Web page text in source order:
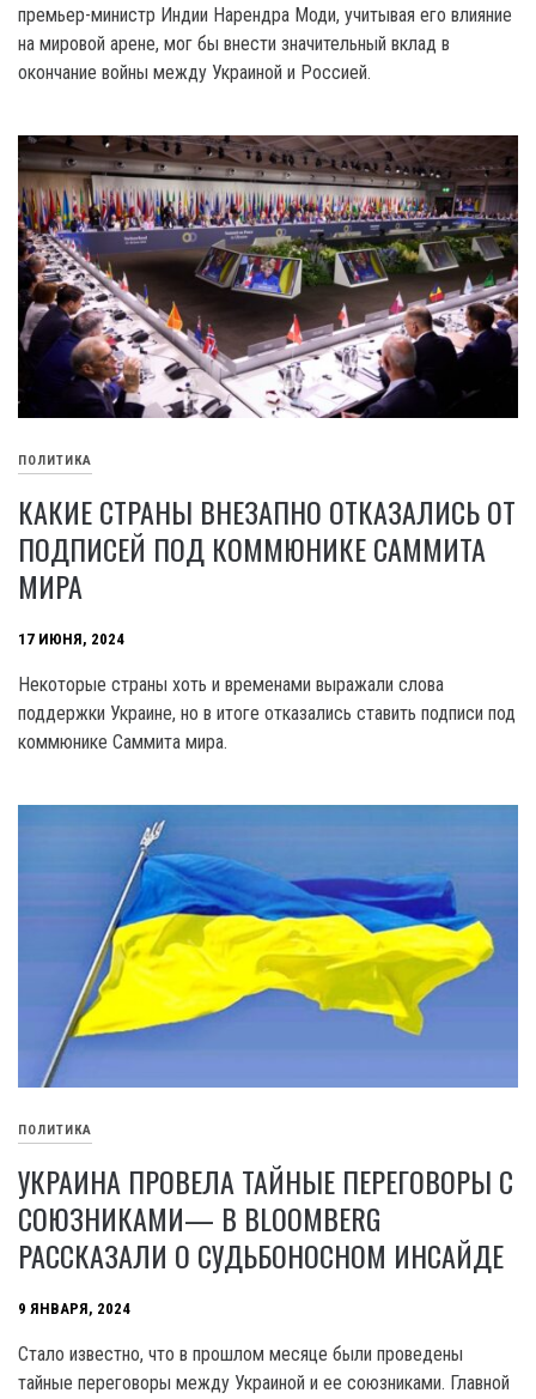
премьер-министр Индии Нарендра Моди, учитывая его влияние
на мировой арене, мог бы внести значительный вклад в
окончание войны между Украиной и Россией.
ПОЛИТИКА
КАКИЕ СТРАНЫ ВНЕЗАПНО ОТКАЗАЛИСЬ ОТ
ПОДПИСЕЙ ПОД КОММЮНИКЕ САММИТА
МИРА
17 ИЮНЯ, 2024
Некоторые страны хоть и временами выражали слова
поддержки Украине, но в итоге отказались ставить подписи под
коммюнике Саммита мира.
ПОЛИТИКА
УКРАИНА ПРОВЕЛА ТАЙНЫЕ ПЕРЕГОВОРЫ С
СОЮЗНИКАМИ— В BLOOMBERG
РАССКАЗАЛИ О СУДЬБОНОСНОМ ИНСАЙДЕ
9 ЯНВАРЯ, 2024
Стало известно, что в прошлом месяце были проведены
тайные переговоры между Украиной и ее союзниками. Главной